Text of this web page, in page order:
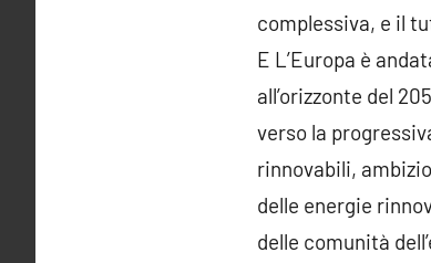
complessiva, e il
E L’Europa è
all’orizzonte del
verso la
rinnovabili,
delle energie
delle comunità